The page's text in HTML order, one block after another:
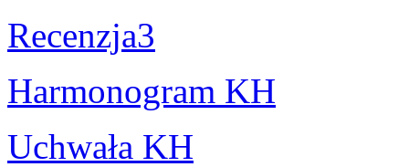
Recenzja3
Harmonogram KH
Uchwała KH